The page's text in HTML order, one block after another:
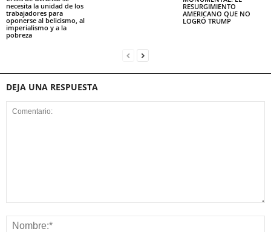
necesita la unidad de los
trabajadores para
oponerse al belicismo, al
imperialismo y a la
pobreza
RESURGIMIENTO
AMERICANO QUE NO
LOGRÓ TRUMP
DEJA UNA RESPUESTA